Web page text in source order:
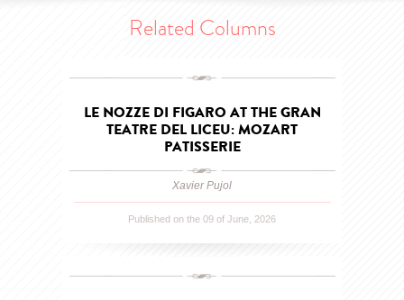
Related Columns
LE NOZZE DI FIGARO AT THE GRAN
TEATRE DEL LICEU: MOZART
PATISSERIE
Xavier Pujol
Published on the 09 of June, 2026